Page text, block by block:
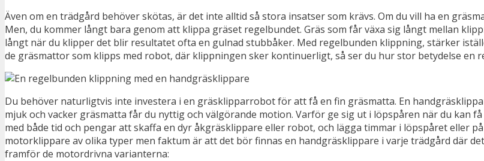
Även om en trädgård behöver skötas, är det inte alltid så stora insatser som krävs. Om du vill ha en
Men, du kommer långt bara genom att klippa gräset regelbundet. Gräs som får växa sig långt mellan
långt när du klipper det blir resultatet ofta en gulnad stubbåker. Med regelbunden klippning, stärker
de gräsmattor som klipps med robot, där klippningen sker kontinuerligt, så ser du hur stor betydelse en
Du behöver naturligtvis inte investera i en gräsklipparrobot för att få en fin gräsmatta. En
mjuk och vacker gräsmatta får du nyttig och välgörande motion. Varför ge sig ut i löpspåren när du kan
med både tid och pengar att skaffa en dyr åkgräsklippare eller robot, och lägga timmar i löpspåret eller
motorklippare av olika typer men faktum är att det bör finnas en handgräsklippare i varje trädgård där
framför de motordrivna varianterna: